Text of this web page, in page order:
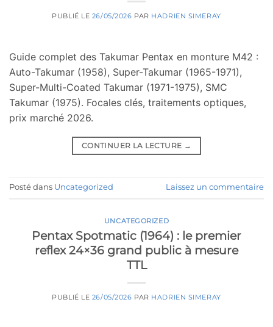
PUBLIÉ LE 26/05/2026 PAR HADRIEN SIMERAY
Guide complet des Takumar Pentax en monture M42 :
Auto-Takumar (1958), Super-Takumar (1965-1971),
Super-Multi-Coated Takumar (1971-1975), SMC
Takumar (1975). Focales clés, traitements optiques,
prix marché 2026.
CONTINUER LA LECTURE →
Posté dans Uncategorized Laissez un commentaire
UNCATEGORIZED
Pentax Spotmatic (1964) : le premier
reflex 24×36 grand public à mesure
TTL
PUBLIÉ LE 26/05/2026 PAR HADRIEN SIMERAY